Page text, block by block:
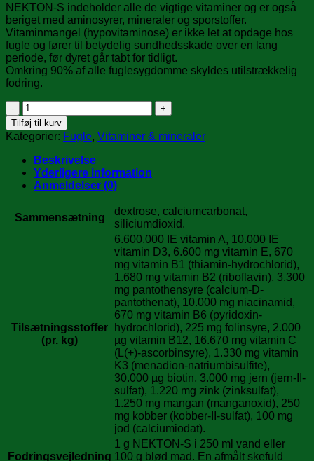
NEKTON-S indeholder alle de vigtige vitaminer og er også
beriget med aminosyrer, mineraler og sporstoffer.
Vitaminmangel (hypovitaminose) er ikke let at opdage hos
fugle og fører til betydelig sundhedsskade over en lang
periode, før dyret går tabt for tidligt.
Omkring 90% af alle fuglesygdomme skyldes utilstrækkelig
fodring.
Nekton
S
Multivitamin
75g
antal
Tilføj til kurv
Kategorier: Fugle, Vitaminer & mineraler
Beskrivelse
Yderligere information
Anmeldelser (0)
Sammensætning
dextrose, calciumcarbonat,
siliciumdioxid.
Tilsætningsstoffer
(pr. kg)
6.600.000 IE vitamin A, 10.000 IE
vitamin D3, 6.600 mg vitamin E, 670
mg vitamin B1 (thiamin-hydrochlorid),
1.680 mg vitamin B2 (riboflavin), 3.300
mg pantothensyre (calcium-D-
pantothenat), 10.000 mg niacinamid,
670 mg vitamin B6 (pyridoxin-
hydrochlorid), 225 mg folinsyre, 2.000
µg vitamin B12, 16.670 mg vitamin C
(L(+)-ascorbinsyre), 1.330 mg vitamin
K3 (menadion-natriumbisulfite),
30.000 µg biotin, 3.000 mg jern (jern-II-
sulfat), 1.220 mg zink (zinksulfat),
1.250 mg mangan (manganoxid), 250
mg kobber (kobber-II-sulfat), 100 mg
jod (calciumiodat).
Fodringsvejledning
1 g NEKTON-S i 250 ml vand eller
100 g blød mad. En afmålt skefuld